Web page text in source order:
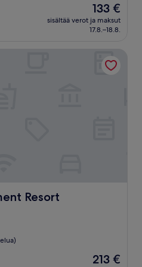
Hinta
on
133 €
133 €
sisältää verot ja maksut
17.8.–18.8.
Resort
Hinta
213 €